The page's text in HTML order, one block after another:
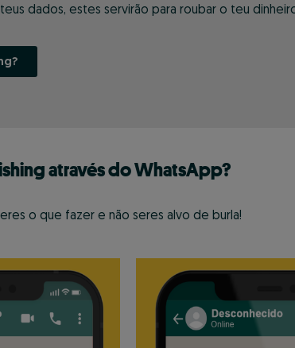
dados, estes servirão para roubar o teu
através do WhatsApp?
o que fazer e não seres alvo de burla!